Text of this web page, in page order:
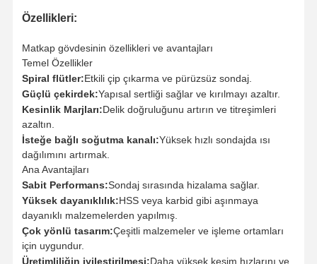
Ürün Hakkımızda
Özellikleri:
Matkap gövdesinin özellikleri ve avantajları
Temel Özellikler
Spiral flütler:Etkili çip çıkarma ve pürüzsüz sondaj.
Güçlü çekirdek:Yapısal sertliği sağlar ve kırılmayı azaltır.
Kesinlik Marjları:Delik doğruluğunu artırın ve titreşimleri
azaltın.
İsteğe bağlı soğutma kanalı:Yüksek hızlı sondajda ısı
dağılımını artırmak.
Ana Avantajları
Sabit Performans:Sondaj sırasında hizalama sağlar.
Yüksek dayanıklılık:HSS veya karbid gibi aşınmaya
dayanıklı malzemelerden yapılmış.
Çok yönlü tasarım:Çeşitli malzemeler ve işleme ortamları
için uygundur.
Üretimliliğin iyileştirilmesi:Daha yüksek kesim hızlarını ve